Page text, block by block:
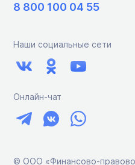
8 800 100 04 55
Наши социальные сети
Онлайн-чат
© ООО «Финансово-